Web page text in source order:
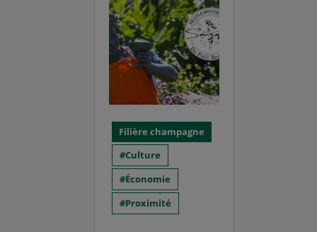
Filière champagne
Culture
Économie
Proximité